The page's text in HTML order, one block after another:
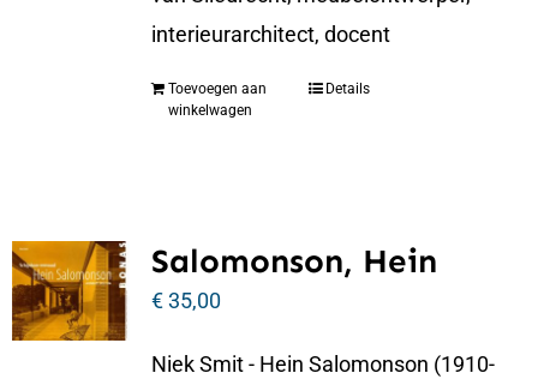
interieurarchitect, docent
Toevoegen aan
winkelwagen
Details
Salomonson, Hein
€35,00
Niek Smit - Hein Salomonson (1910-